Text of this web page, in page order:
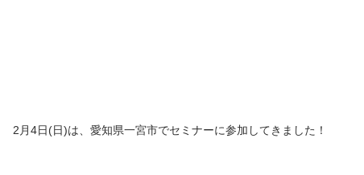
2月4日(日)は、愛知県一宮市でセミナーに参加してきました！